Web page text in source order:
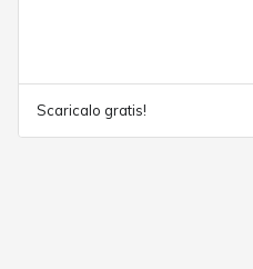
Scaricalo gratis!